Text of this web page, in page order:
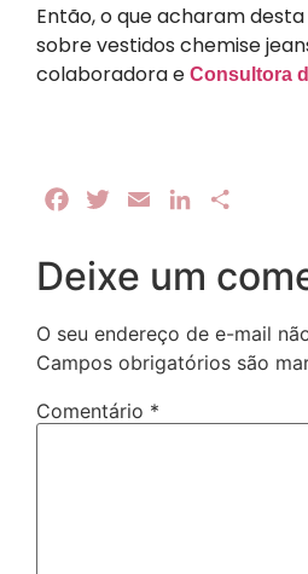
Então, o que acharam
sobre vestidos chemise
colaboradora e Consultora
FacebookTwitterEmail LinkedIn
Deixe um
O seu endereço de e-mail
Campos obrigatórios são
Comentário *